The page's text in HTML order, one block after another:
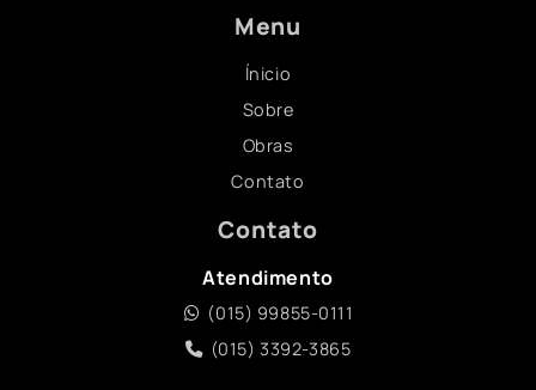
Menu
Ínicio
Sobre
Obras
Contato
Contato
Atendimento
(015) 99855-0111
(015) 3392-3865